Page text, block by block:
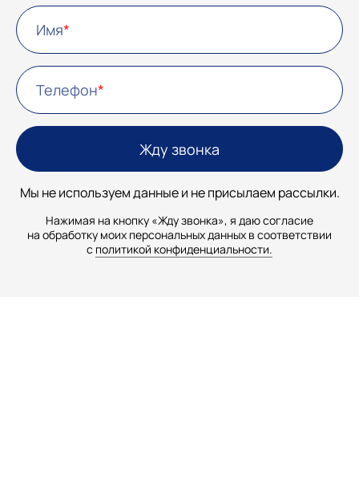
Имя
Телефон
Мы не используем данные и не присылаем рассылки.
Нажимая на кнопку «Жду звонка», я даю согласие
на обработку моих персональных данных в соответствии
с политикой конфиденциальности.